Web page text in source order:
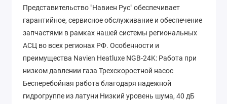
Представительство "Навиен Рус" обеспечивает
гарантийное, сервисное обслуживание и обеспечение
запчастями в рамках нашей системы региональных
АСЦ во всех регионах РФ. Особенности и
преимущества Navien Heatluxe NGB-24K: Работа при
низком давлении газа Трехскоростной насос
Бесперебойная работа благодаря надежной
гидрогруппе из латуни Низкий уровень шума, 40 дБ